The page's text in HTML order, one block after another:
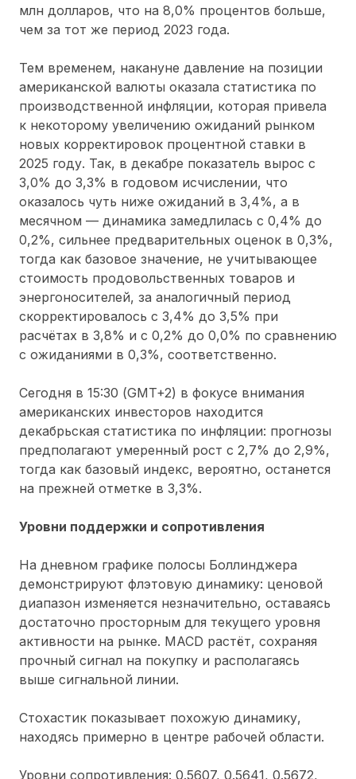
млн долларов, что на 8,0% процентов больше,
чем за тот же период 2023 года.
Тем временем, накануне давление на позиции
американской валюты оказала статистика по
производственной инфляции, которая привела
к некоторому увеличению ожиданий рынком
новых корректировок процентной ставки в
2025 году. Так, в декабре показатель вырос с
3,0% до 3,3% в годовом исчислении, что
оказалось чуть ниже ожиданий в 3,4%, а в
месячном — динамика замедлилась с 0,4% до
0,2%, сильнее предварительных оценок в 0,3%,
тогда как базовое значение, не учитывающее
стоимость продовольственных товаров и
энергоносителей, за аналогичный период
скорректировалось с 3,4% до 3,5% при
расчётах в 3,8% и с 0,2% до 0,0% по сравнению
с ожиданиями в 0,3%, соответственно.
Сегодня в 15:30 (GMT+2) в фокусе внимания
американских инвесторов находится
декабрьская статистика по инфляции: прогнозы
предполагают умеренный рост с 2,7% до 2,9%,
тогда как базовый индекс, вероятно, останется
на прежней отметке в 3,3%.
Уровни поддержки и сопротивления
На дневном графике полосы Боллинджера
демонстрируют флэтовую динамику: ценовой
диапазон изменяется незначительно, оставаясь
достаточно просторным для текущего уровня
активности на рынке. MACD растёт, сохраняя
прочный сигнал на покупку и располагаясь
выше сигнальной линии.
Стохастик показывает похожую динамику,
находясь примерно в центре рабочей области.
Уровни сопротивления: 0.5607, 0.5641, 0.5672,